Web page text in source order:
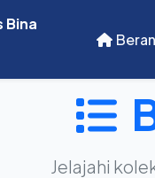
Bina
Jelajahi